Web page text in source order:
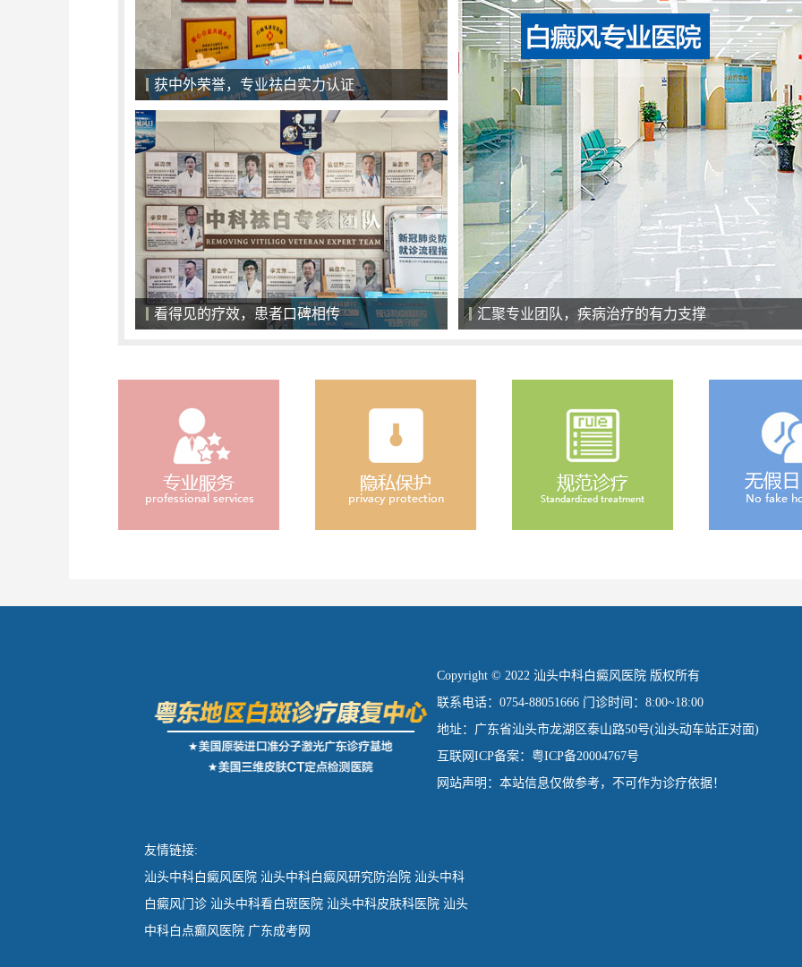
一对一面诊，精准化治疗
一对一面诊，精准化治疗 全天候导医服务，细心、耐心、责任心
Copyright © 2022 汕头中科白癜风医院 版权所有
联系电话：0754-88051666 门诊时间：8:00~18:00
地址：广东省汕头市龙湖区泰山路50号(汕头动车站正对面)
互联网ICP备案：粤ICP备20004767号
网站声明：本站信息仅做参考，不可作为诊疗依据！
友情链接:
汕头中科白癜风医院 汕头中科白癜风研究防治院 汕头中科
白癜风门诊 汕头中科看白斑医院 汕头中科皮肤科医院 汕头
中科白点癫风医院 广东成考网